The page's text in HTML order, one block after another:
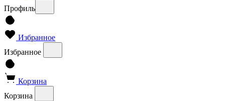
Профиль
Избранное
Избранное
Корзина
Корзина